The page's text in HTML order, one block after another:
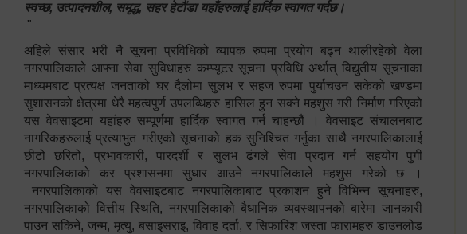
स्वच्छ, उत्पादनशील, समृद्ध, सहर हेटौंडा यहाँहरुलाई हार्दिक स्वागत गर्दछ।
"
अहिले संसार भरी नै सूचना प्रविधिको व्यापक रुपमा प्रयोग बढ्न थालीरहेको वेला
नगरपालिकाले आफ्ना सेवा सुविधाहरु कम्प्यूटर सूचना प्रविधि अर्थात् विद्युतीय सूचनाका
माध्यमबाट प्रत्यक्ष जनताको घर दैलोमा सुलभ र सहज रुपमा पुर्याचउन सकेको खण्डमा
सुशासनको क्षेत्रमा धेरै महत्वपुर्ण उपलब्धिहरु हासिल हुन सक्ने महशुस गरी निर्माण गरिएको
यस वेवसाइटमा यहांहरु सम्पूर्णमा हार्दिक स्वागत गर्न चाहन्छौं । वेवसाइट संचालनबाट
नागरिकहरुलाई प्रत्याभुत गरीएको सूचनाको हक सुनिश्चित गर्नुका साथै नगरपालिकालाई
छीटो छरितो, प्रभावकारी, पारदर्शी र सुलभ ढंगले सेवा प्रदान गर्न सहयोग पुगी
नगरपालिकाको कर प्रशासनमा सुधार आउने नगरपालिकाले महशुस गरेको छ ।
नगरपालिकाको यस वेवसाइटबाट नगरपालिकाबाट प्रकाशन हुने विभिन्न सूचनाहरु,
नगरपालिकाको वित्तीय स्थिति, नगरपालिकाको बैधानिक व्यवस्थापनको बारेमा जानकारी
पाउन सकिने, जन्म, मृत्यु, बसाइसराइ, विवाह दर्ता, र सिफारिश जस्ता फारामहरु डाउनलोड